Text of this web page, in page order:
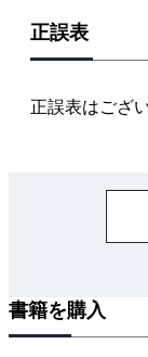
正誤表
正誤表はござ
書籍を購入